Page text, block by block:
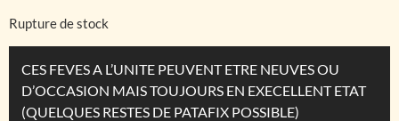
Rupture de stock
CES FEVES A L’UNITE PEUVENT ETRE NEUVES OU
D’OCCASION MAIS TOUJOURS EN EXECELLENT ETAT
(QUELQUES RESTES DE PATAFIX POSSIBLE)